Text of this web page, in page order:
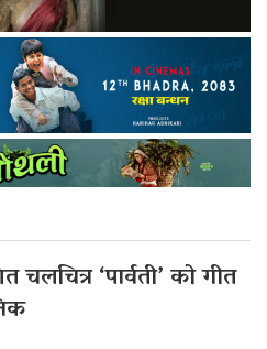
चलचित्र ‘पार्वती’ को गीत